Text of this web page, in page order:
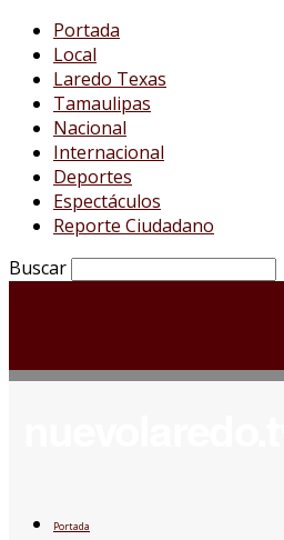
Portada
Local
Laredo Texas
Tamaulipas
Nacional
Internacional
Deportes
Espectáculos
Reporte Ciudadano
Buscar
Portada